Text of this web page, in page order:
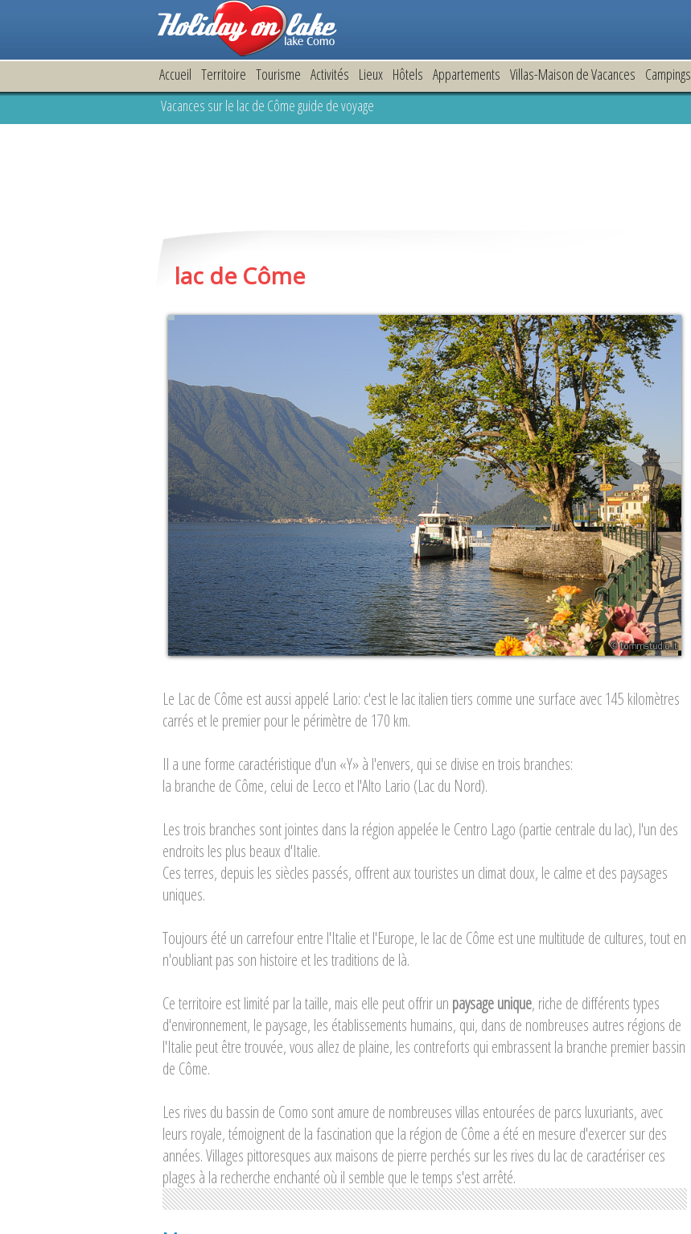
Accueil Territoire Tourisme Activités Lieux Hôtels Appartements Villas-Maison de Vacances Campings
Vacances sur le lac de Côme guide de voyage
lac de Côme
Le Lac de Côme est aussi appelé Lario: c'est le lac italien tiers comme une surface avec 145 kilomètres
carrés et le premier pour le périmètre de 170 km.
Il a une forme caractéristique d'un «Y» à l'envers, qui se divise en trois branches:
la branche de Côme, celui de Lecco et l'Alto Lario (Lac du Nord).
Les trois branches sont jointes dans la région appelée le Centro Lago (partie centrale du lac), l'un des
endroits les plus beaux d'Italie.
Ces terres, depuis les siècles passés, offrent aux touristes un climat doux, le calme et des paysages
uniques.
Toujours été un carrefour entre l'Italie et l'Europe, le lac de Côme est une multitude de cultures, tout en
n'oubliant pas son histoire et les traditions de là.
Ce territoire est limité par la taille, mais elle peut offrir un paysage unique, riche de différents types
d'environnement, le paysage, les établissements humains, qui, dans de nombreuses autres régions de
l'Italie peut être trouvée, vous allez de plaine, les contreforts qui embrassent la branche premier bassin
de Côme.
Les rives du bassin de Como sont amure de nombreuses villas entourées de parcs luxuriants, avec
leurs royale, témoignent de la fascination que la région de Côme a été en mesure d'exercer sur des
années. Villages pittoresques aux maisons de pierre perchés sur les rives du lac de caractériser ces
plages à la recherche enchanté où il semble que le temps s'est arrêté.